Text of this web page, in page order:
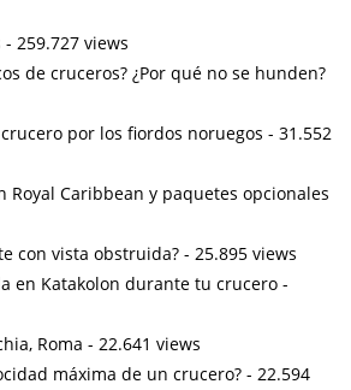
- 259.727 views
de cruceros? ¿Por qué no se hunden?
por los fiordos noruegos - 31.552
Royal Caribbean y paquetes opcionales
con vista obstruida? - 25.895 views
en Katakolon durante tu crucero -
Roma - 22.641 views
máxima de un crucero? - 22.594